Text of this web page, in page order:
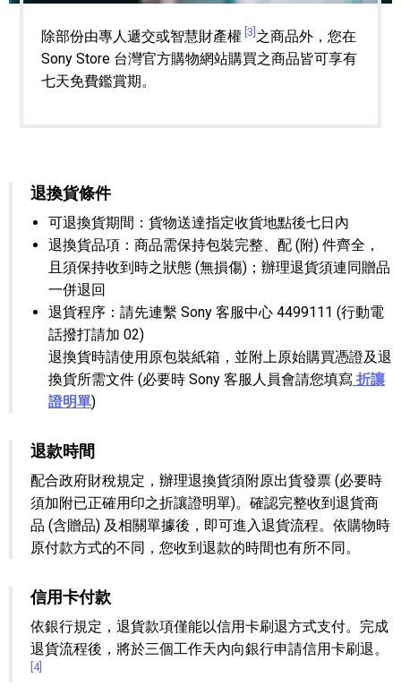
除部份由專人遞交或智慧財產權 [3] 之商品外，您在
Sony Store 台灣官方購物網站購買之商品皆可享有
七天免費鑑賞期。
退換貨條件
可退換貨期間：貨物送達指定收貨地點後七日內
退換貨品項：商品需保持包裝完整、配 (附) 件齊全，
且須保持收到時之狀態 (無損傷)；辦理退貨須連同贈品
一併退回
退貨程序：請先連繫 Sony 客服中心 4499111 (行動電
話撥打請加 02)
退換貨時請使用原包裝紙箱，並附上原始購買憑證及退
換貨所需文件 (必要時 Sony 客服人員會請您填寫 折讓
證明單)
退款時間
配合政府財稅規定，辦理退換貨須附原出貨發票 (必要時
須加附已正確用印之折讓證明單)。確認完整收到退貨商
品 (含贈品) 及相關單據後，即可進入退貨流程。依購物時
原付款方式的不同，您收到退款的時間也有所不同。
信用卡付款
依銀行規定，退貨款項僅能以信用卡刷退方式支付。完成
退貨流程後，將於三個工作天內向銀行申請信用卡刷退。
[4]